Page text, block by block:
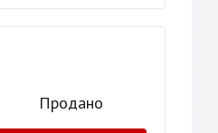
Продано